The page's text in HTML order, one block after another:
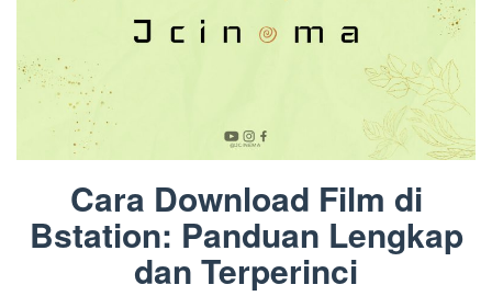
Cara Download Film di
Bstation: Panduan Lengkap
dan Terperinci